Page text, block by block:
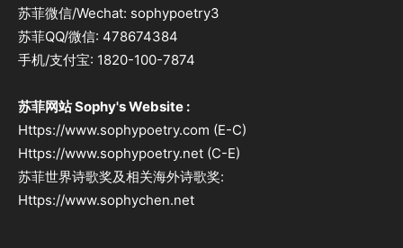
苏菲微信/Wechat: sophypoetry3
苏菲QQ/微信: 478674384
手机/支付宝: 1820-100-7874
苏菲网站 Sophy's Website :
Https://www.sophypoetry.com (E-C)
Https://www.sophypoetry.net (C-E)
苏菲世界诗歌奖及相关海外诗歌奖:
Https://www.sophychen.net